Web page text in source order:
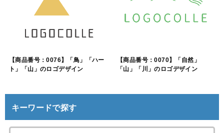
【商品番号：0076】「鳥」「ハー
ト」「山」のロゴデザイン
【商品番号：0070】「自然」
「山」「川」のロゴデザイン
キーワードで探す